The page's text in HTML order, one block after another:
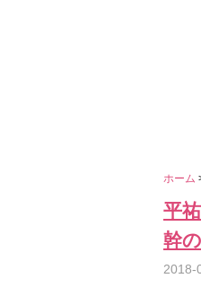
ホーム
平
幹
2018-